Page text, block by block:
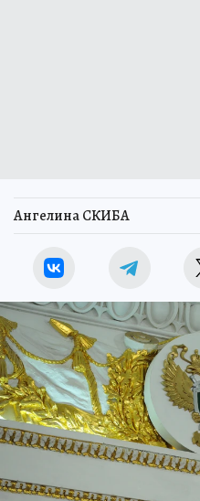
Ангелина СКИБА